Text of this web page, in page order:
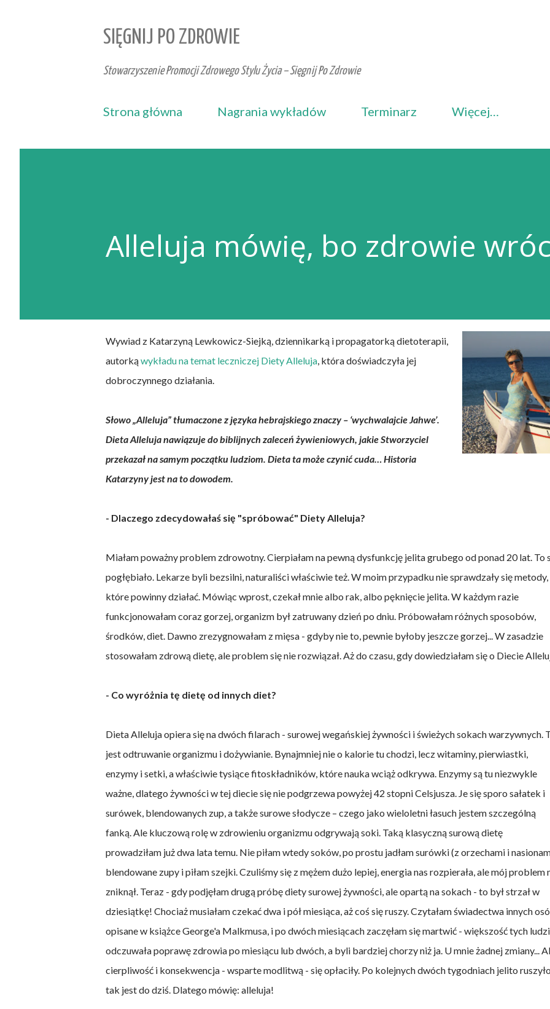
SIĘGNIJ PO ZDROWIE
Stowarzyszenie Promocji Zdrowego Stylu Życia – Sięgnij Po Zdrowie
Strona główna Nagrania wykładów Terminarz Więcej…
Alleluja mówię, bo zdrowie
Wywiad z Katarzyną Lewkowicz-Siejką, dziennikarką i propagatorką dietoterapii,
autorkąwykładu na temat leczniczej Diety Alleluja, która doświadczyła jej
dobroczynnego działania.
Słowo „Alleluja” tłumaczone z języka hebrajskiego znaczy – ‘wychwalajcie Jahwe’.
Dieta Alleluja nawiązuje do biblijnych zaleceń żywieniowych, jakie Stworzyciel
przekazał na samym początku ludziom. Dieta ta może czynić cuda… Historia
Katarzyny jest na to dowodem.
- Dlaczego zdecydowałaś się "spróbować" Diety Alleluja?
Miałam poważny problem zdrowotny. Cierpiałam na pewną dysfunkcję jelita grubego od ponad 20 lat. To
pogłębiało. Lekarze byli bezsilni, naturaliści właściwie też. W moim przypadku nie sprawdzały się metody,
które powinny działać. Mówiąc wprost, czekał mnie albo rak, albo pęknięcie jelita. W każdym razie
funkcjonowałam coraz gorzej, organizm był zatruwany dzień po dniu. Próbowałam różnych sposobów,
środków, diet. Dawno zrezygnowałam z mięsa - gdyby nie to, pewnie byłoby jeszcze gorzej... W zasadzie
stosowałam zdrową dietę, ale problem się nie rozwiązał. Aż do czasu, gdy dowiedziałam się o Diecie
- Co wyróżnia tę dietę od innych diet?
Dieta Alleluja opiera się na dwóch filarach - surowej wegańskiej żywności i świeżych sokach warzywnych.
jest odtruwanie organizmu i dożywianie. Bynajmniej nie o kalorie tu chodzi, lecz witaminy, pierwiastki,
enzymy i setki, a właściwie tysiące fitoskładników, które nauka wciąż odkrywa. Enzymy są tu niezwykle
ważne, dlatego żywności w tej diecie się nie podgrzewa powyżej 42 stopni Celsjusza. Je się sporo sałatek i
surówek, blendowanych zup, a także surowe słodycze – czego jako wieloletni łasuch jestem szczególną
fanką. Ale kluczową rolę w zdrowieniu organizmu odgrywają soki. Taką klasyczną surową dietę
prowadziłam już dwa lata temu. Nie piłam wtedy soków, po prostu jadłam surówki (z orzechami i
blendowane zupy i piłam szejki. Czuliśmy się z mężem dużo lepiej, energia nas rozpierała, ale mój problem
zniknął. Teraz - gdy podjęłam drugą próbę diety surowej żywności, ale opartą na sokach - to był strzał w
dziesiątkę! Chociaż musiałam czekać dwa i pół miesiąca, aż coś się ruszy. Czytałam świadectwa innych
opisane w książce George'a Malkmusa, i po dwóch miesiącach zaczęłam się martwić - większość tych ludzi
odczuwała poprawę zdrowia po miesiącu lub dwóch, a byli bardziej chorzy niż ja. U mnie żadnej zmiany...
cierpliwość i konsekwencja - wsparte modlitwą - się opłaciły. Po kolejnych dwóch tygodniach jelito
tak jest do dziś. Dlatego mówię: alleluja!